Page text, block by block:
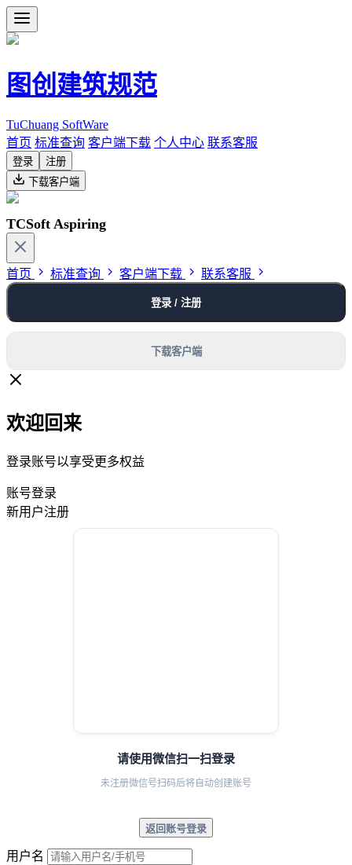
图创建筑规范
TuChuang SoftWare
首页 标准查询 客户端下载 个人中心 联系客服
登录
注册
下载客户端
TCSoft Aspiring
首页 标准查询 客户端下载 联系客服
登录 / 注册
下载客户端
欢迎回来
登录账号以享受更多权益
账号登录
新用户注册
请使用微信扫一扫登录
未注册微信号扫码后将自动创建账号
返回账号登录
用户名